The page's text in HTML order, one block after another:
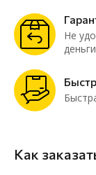
Не
Как